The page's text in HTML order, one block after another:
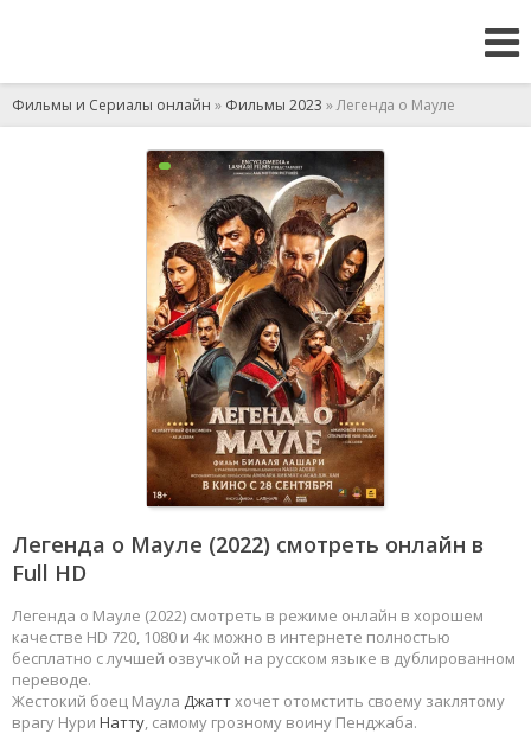
Фильмы и Сериалы онлайн » Фильмы 2023 » Легенда о Мауле
Легенда о Мауле (2022) смотреть онлайн в
Full HD
Легенда о Мауле (2022) смотреть в режиме онлайн в хорошем
качестве HD 720, 1080 и 4к можно в интернете полностью
бесплатно с лучшей озвучкой на русском языке в дублированном
переводе.
Жестокий боец Маула Джаттхочет отомстить своему заклятому
врагу Нури Натту, самому грозному воину Пенджаба.